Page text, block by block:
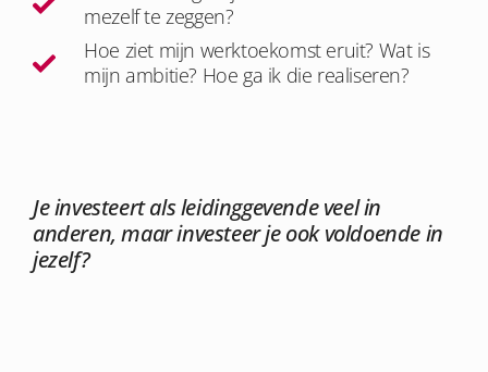
mezelf te zeggen?
Hoe ziet mijn werktoekomst eruit? Wat is
mijn ambitie? Hoe ga ik die realiseren?
Je investeert als leidinggevende veel in
anderen, maar investeer je ook voldoende in
jezelf?